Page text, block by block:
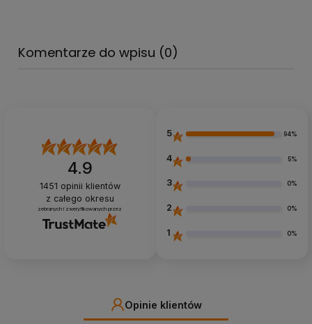
Komentarze do wpisu (0)
4.9
1451 opinii klientów
z całego okresu
zebranych i zweryfikowanych przez
5 94%
4 5%
3 0%
2 0%
1 0%
Opinie klientów